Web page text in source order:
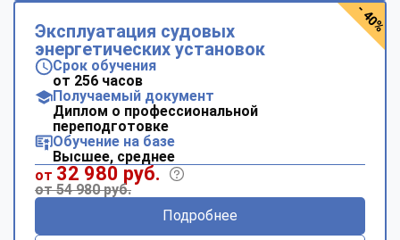
Эксплуатация судовых
энергетических установок
Срок обучения
от 256 часов
Получаемый документ
Диплом о профессиональной
переподготовке
Обучение на базе
Высшее, среднее
от 32 980 руб.
от 54 980 руб.
Подробнее
- 40%